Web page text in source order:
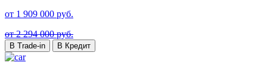
от 1 909 000 руб.
от 2 294 000 руб.
В Trade-in В Кредит